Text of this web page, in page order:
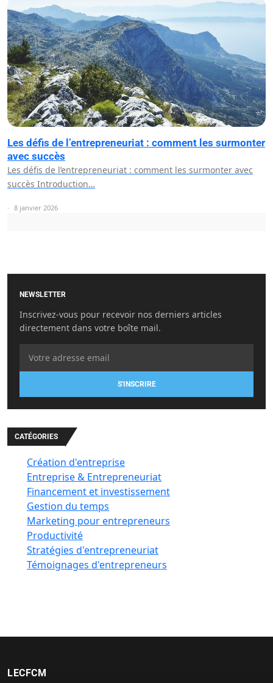
Les défis de l’entrepreneuriat : comment les surmonter
avec succès
Les défis de l’entrepreneuriat : comment les surmonter avec
succès Introduction…
8 janvier 2026
NEWSLETTER
Inscrivez-vous pour recevoir nos derniers articles
directement dans votre boîte mail.
S'INSCRIRE
CATÉGORIES
Création d'entreprise
Entreprise & Entrepreneuriat
Financement et investissement
Gestion du temps
Marketing pour entrepreneurs
Productivité
Stratégies d'entrepreneuriat
Témoignages d'entrepreneurs
LECFCM